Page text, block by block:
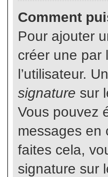
Comment
Pour ajouter
créer une par
l’utilisateur.
signature sur
Vous pouvez
messages en
faites cela,
signature sur